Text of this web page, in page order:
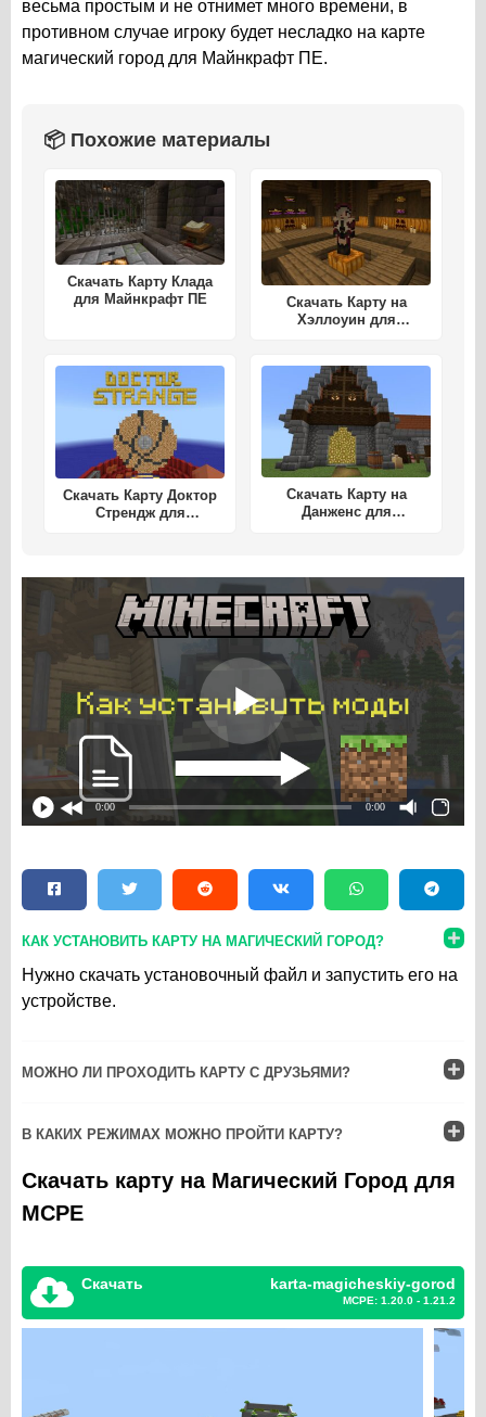
весьма простым и не отнимет много времени, в
противном случае игроку будет несладко на карте
магический город для Майнкрафт ПЕ.
📦 Похожие материалы
Скачать Карту Клада
для Майнкрафт ПЕ
Скачать Карту на
Хэллоуин для
Скачать Карту Доктор
Стрендж для
Скачать Карту на
Данженс для
0:00 0:00
КАК УСТАНОВИТЬ КАРТУ НА МАГИЧЕСКИЙ ГОРОД?
Нужно скачать установочный файл и запустить его на
устройстве.
МОЖНО ЛИ ПРОХОДИТЬ КАРТУ С ДРУЗЬЯМИ?
В КАКИХ РЕЖИМАХ МОЖНО ПРОЙТИ КАРТУ?
Скачать карту на Магический Город для
MCPE
Скачать karta-magicheskiy-gorod
MCPE: 1.20.0 - 1.21.2